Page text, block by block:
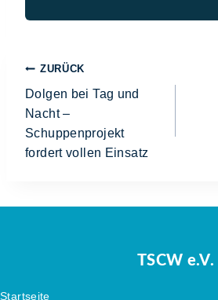
ZURÜCK
Dolgen bei Tag und
Nacht –
Schuppenprojekt
fordert vollen Einsatz
TSCW e.V.
Startseite